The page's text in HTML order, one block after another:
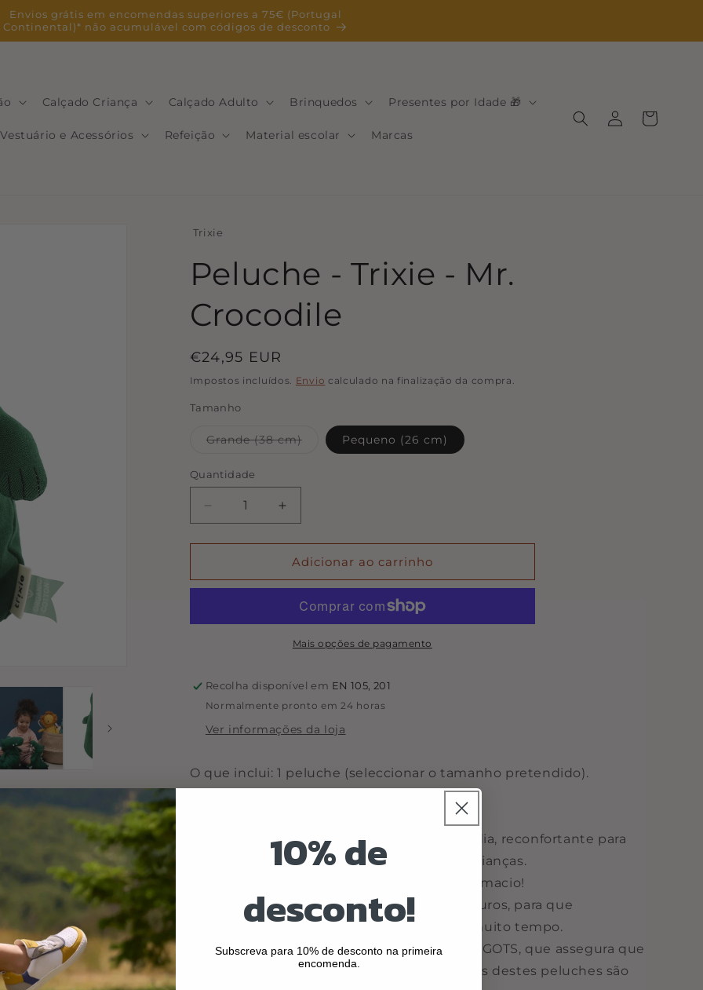
Envios grátis em encomendas superiores a 75€ (Portugal
Continental)* não acumulável com códigos de desconto
Calçado Criança Calçado Adulto Brinquedos Presentes por Idade 🎁
Vestuário e Acessórios Refeição Material escolar Marcas
sessão
Carrinho
Trixie
Peluche - Trixie - Mr.
Crocodile
Preço
normal
€24,95 EUR
Impostos incluídos. Envio calculado na finalização da compra.
Tamanho
Grande (38 cm)Variante
esgotada
Pequeno (26 cm)
Quantidade
Quantidade
Diminuir
a
quantidade
Peluche
-
Aumentar
a
quantidade
de
Peluche
Trixie
-
Mr.
Adicionar ao carrinho
Mais opções de pagamento
Recolha disponível em EN 105, 201
Normalmente pronto em 24 horas
Ver informações da loja
O que inclui: 1 peluche (seleccionar o tamanho pretendido).
Divertido para brincar e passear durante o dia, reconfortante para
dormir, um amigo inseparável das nossas crianças.
O toque destes peluches é extremamente macio!
Feito com materiais especialmente duradouros, para que
acompanhem os mais pequenos durante muito tempo.
Feito de algodão orgânico com certificação GOTS, que assegura que
não contêm substâncias nocivas. As barrigas destes peluches são
10% de
desconto!
Subscreva para 10% de desconto na primeira
encomenda.